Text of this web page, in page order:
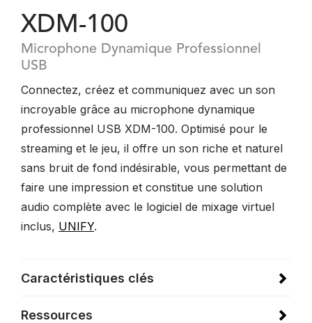
XDM-100
Microphone Dynamique Professionnel
USB
Connectez, créez et communiquez avec un son
incroyable grâce au microphone dynamique
professionnel USB XDM-100. Optimisé pour le
streaming et le jeu, il offre un son riche et naturel
sans bruit de fond indésirable, vous permettant de
faire une impression et constitue une solution
audio complète avec le logiciel de mixage virtuel
inclus, UNIFY.
Caractéristiques clés
Ressources